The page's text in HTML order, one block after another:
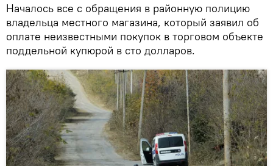
Началось все с обращения в районную полицию
владельца местного магазина, который заявил об
оплате неизвестными покупок в торговом объекте
поддельной купюрой в сто долларов.